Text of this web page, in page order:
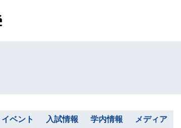
イベント 入試情報 学内情報 メディア